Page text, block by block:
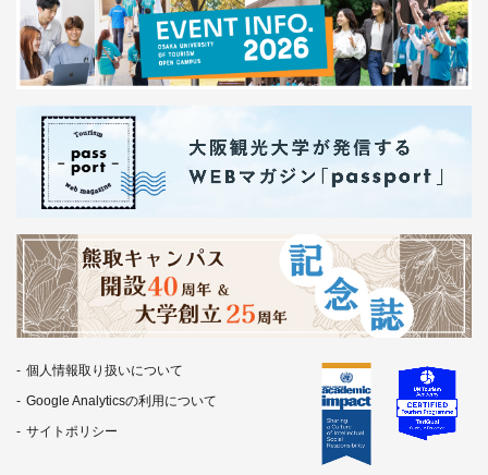
個人情報取り扱いについて
Google Analyticsの利用について
サイトポリシー